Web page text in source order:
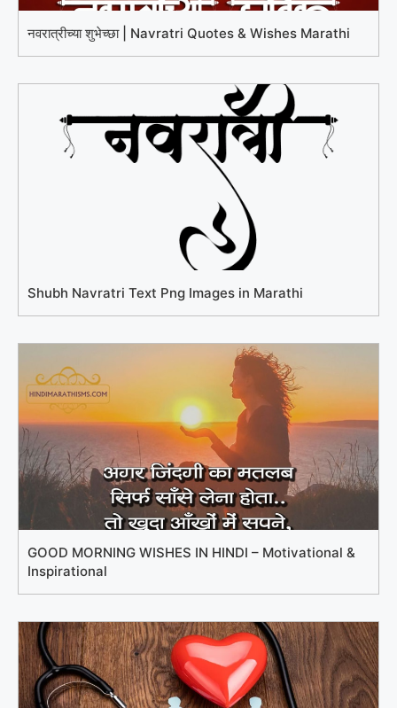
नवरात्रीच्या शुभेच्छा | Navratri Quotes & Wishes Marathi
Shubh Navratri Text Png Images in Marathi
GOOD MORNING WISHES IN HINDI – Motivational &
Inspirational